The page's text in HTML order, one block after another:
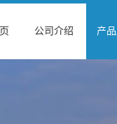
公司介绍 产